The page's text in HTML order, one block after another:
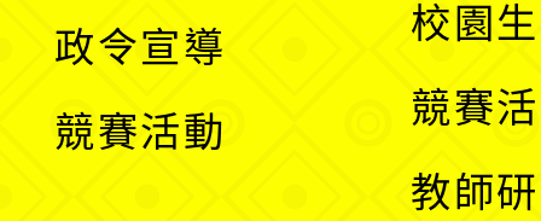
政令宣導
競賽活動
校園
競賽
教師